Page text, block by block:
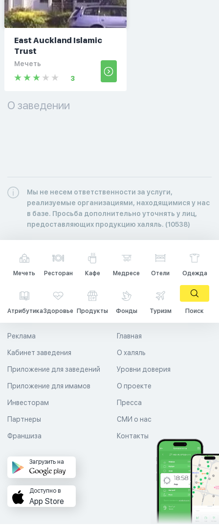
East Auckland Islamic
Trust
Мечеть
3
О заведении
Мы не несем ответственности за услуги,
реализуемые организациями, находящимися у нас
в базе. Просьба дополнительно уточнять у лиц,
предоставляющих продукцию халяль. (10538)
Мечеть Ресторан Кафе Медресе Отели Одежда
АтрибутикаЗдоровье Продукты Фонды Туризм Поиск
Главная
О халяль
Уровни доверия
Реклама
Кабинет заведения
Приложение для заведений
Приложение для имамов О проекте
Пресса
СМИ о нас
Контакты
Инвесторам
Партнеры
Франшиза
Загрузить на
Доступно в
App Store